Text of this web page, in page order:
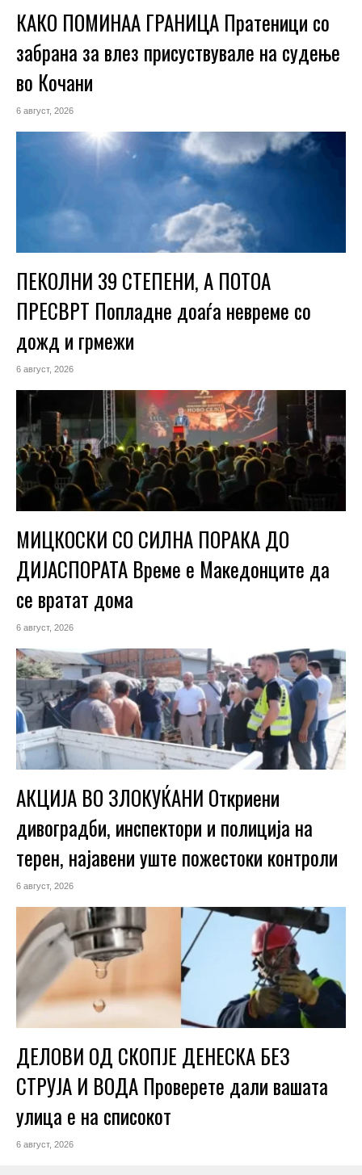
КАКО ПОМИНАА ГРАНИЦА Пратеници со
забрана за влез присуствувале на судење
во Кочани
6 август, 2026
ПЕКОЛНИ 39 СТЕПЕНИ, А ПОТОА
ПРЕСВРТ Попладне доаѓа невреме со
дожд и грмежи
6 август, 2026
МИЦКОСКИ СО СИЛНА ПОРАКА ДО
ДИЈАСПОРАТА Време е Македонците да
се вратат дома
6 август, 2026
АКЦИЈА ВО ЗЛОКУЌАНИ Откриени
дивоградби, инспектори и полиција на
терен, најавени уште пожестоки контроли
6 август, 2026
ДЕЛОВИ ОД СКОПЈЕ ДЕНЕСКА БЕЗ
СТРУЈА И ВОДА Проверете дали вашата
улица е на списокот
6 август, 2026